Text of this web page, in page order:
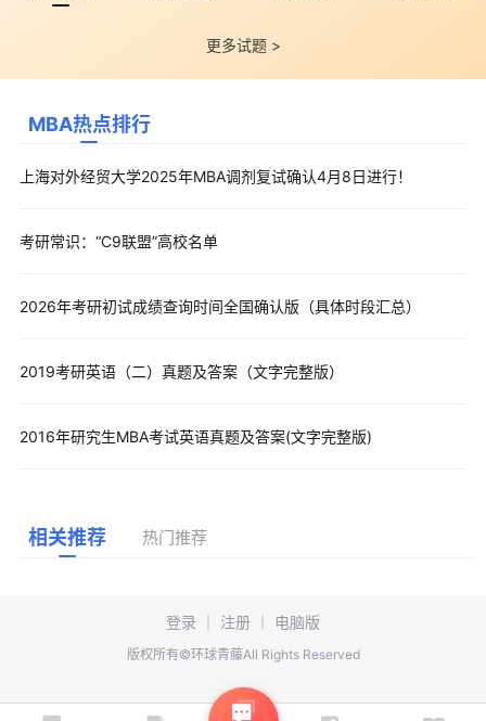
更多试题 >
MBA热点排行
上海对外经贸大学2025年MBA调剂复试确认4月8日进行！
考研常识：“C9联盟”高校名单
2026年考研初试成绩查询时间全国确认版（具体时段汇总）
2019考研英语（二）真题及答案（文字完整版）
2016年研究生MBA考试英语真题及答案(文字完整版)
相关推荐 热门推荐
登录 注册 电脑版
版权所有©环球青藤All Rights Reserved